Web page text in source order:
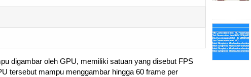
digambar oleh GPU, memiliki satuan yang disebut FPS
tersebut mampu menggambar hingga 60 frame per